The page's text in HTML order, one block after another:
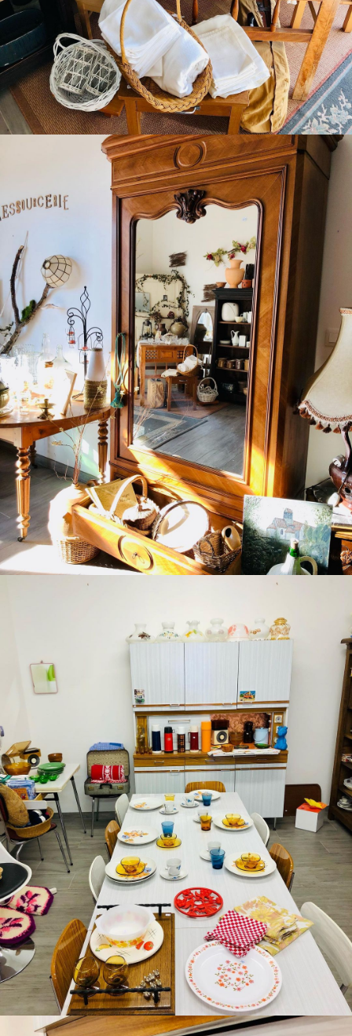
Boutique Mamers
Du vintage kitsch pour le thème de février !
Boutique Mamers
Du vintage kitsch pour le thème de février !
Boutique Mamers
Du vintage, du Formica,du orange,du marron, du canevas,du kitsch,…